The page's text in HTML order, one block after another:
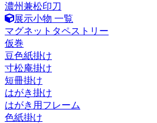
濃州兼松印刀
展示小物 一覧
マグネットタペストリー
仮巻
豆色紙掛け
寸松庵掛け
短冊掛け
はがき掛け
はがき用フレーム
色紙掛け